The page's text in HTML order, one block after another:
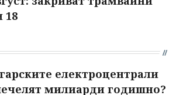
18
електроцентрали
милиарди годишно?